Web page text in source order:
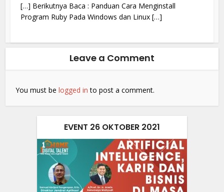
[…] Berikutnya Baca : Panduan Cara Menginstall
Program Ruby Pada Windows dan Linux […]
Leave a Comment
You must belogged in to post a comment.
EVENT 26 OKTOBER 2021